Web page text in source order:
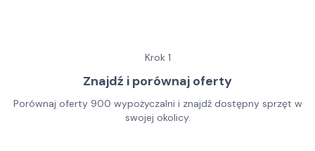
Krok 1
Znajdź i porównaj oferty
Porównaj oferty 900 wypożyczalni i znajdź dostępny sprzęt w
swojej okolicy.